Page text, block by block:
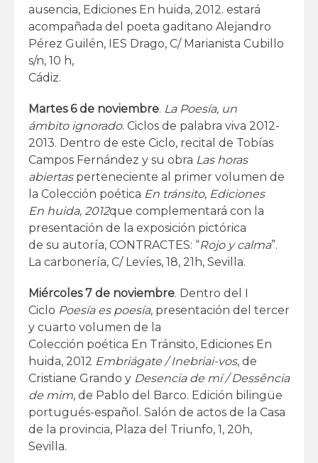
ausencia, Ediciones En huida, 2012. estará
acompañada del poeta gaditano Alejandro
Pérez Guilén, IES Drago, C/ Marianista Cubillo
s/n, 10 h,
Cádiz.
Martes 6 de noviembre. La Poesía, un
ámbito ignorado. Ciclos de palabra viva 2012-
2013. Dentro de este Ciclo, recital de Tobías
Campos Fernández y su obra Las horas
abiertas perteneciente al primer volumen de
la Colección poética En tránsito, Ediciones
En huida, 2012que complementará con la
presentación de la exposición pictórica
de su autoría, CONTRACTES: “Rojo y calma”.
La carbonería, C/ Levíes, 18, 21h, Sevilla.
Miércoles 7 de noviembre. Dentro del I
Ciclo Poesía es poesía, presentación del tercer
y cuarto volumen de la
Colección poética En Tránsito, Ediciones En
huida, 2012 Embriágate / Inebriai-vos, de
Cristiane Grando y Desencia de mí / Dessência
de mim, de Pablo del Barco. Edición bilingüe
portugués-español. Salón de actos de la Casa
de la provincia, Plaza del Triunfo, 1, 20h,
Sevilla.